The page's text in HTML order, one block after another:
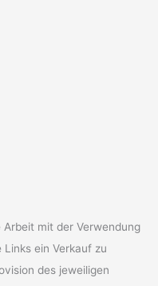
mit der Verwendung
ein Verkauf zu
des jeweiligen